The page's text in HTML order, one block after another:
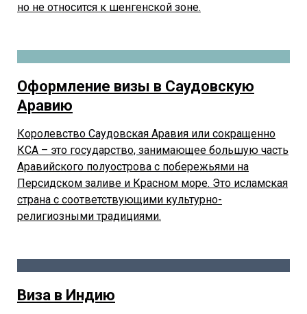
но не относится к шенгенской зоне.
Оформление визы в Саудовскую
Аравию
Королевство Саудовская Аравия или сокращенно
КСА – это государство, занимающее большую часть
Аравийского полуострова с побережьями на
Персидском заливе и Красном море. Это исламская
страна с соответствующими культурно-
религиозными традициями.
Виза в Индию